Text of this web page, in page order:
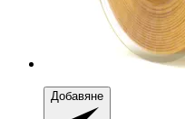
Добавяне